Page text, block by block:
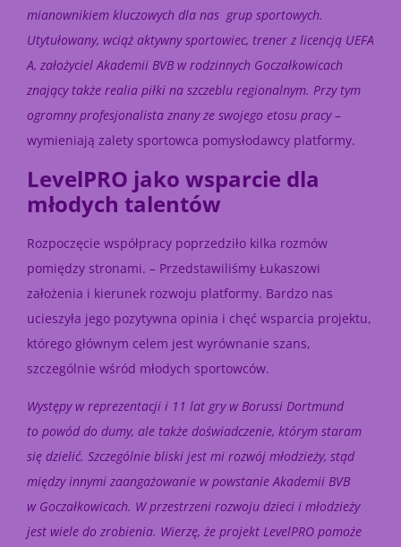
mianownikiem kluczowych dla nas grup sportowych.
Utytułowany, wciąż aktywny sportowiec, trener z licencją UEFA
A, założyciel Akademii BVB w rodzinnych Goczałkowicach
znający także realia piłki na szczeblu regionalnym. Przy tym
ogromny profesjonalista znany ze swojego etosu pracy–
wymieniają zalety sportowca pomysłodawcy platformy.
LevelPRO jako wsparcie dla
młodych talentów
Rozpoczęcie współpracy poprzedziło kilka rozmów
pomiędzy stronami. – Przedstawiliśmy Łukaszowi
założenia i kierunek rozwoju platformy. Bardzo nas
ucieszyła jego pozytywna opinia i chęć wsparcia projektu,
którego głównym celem jest wyrównanie szans,
szczególnie wśród młodych sportowców.
Występy w reprezentacji i 11 lat gry w Borussi Dortmund
to powód do dumy, ale także doświadczenie, którym staram
się dzielić. Szczególnie bliski jest mi rozwój młodzieży, stąd
między innymi zaangażowanie w powstanie Akademii BVB
w Goczałkowicach. W przestrzeni rozwoju dzieci i młodzieży
jest wiele do zrobienia. Wierzę, że projekt LevelPRO pomoże